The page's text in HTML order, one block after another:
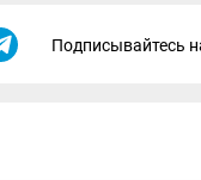
Подписывайтесь